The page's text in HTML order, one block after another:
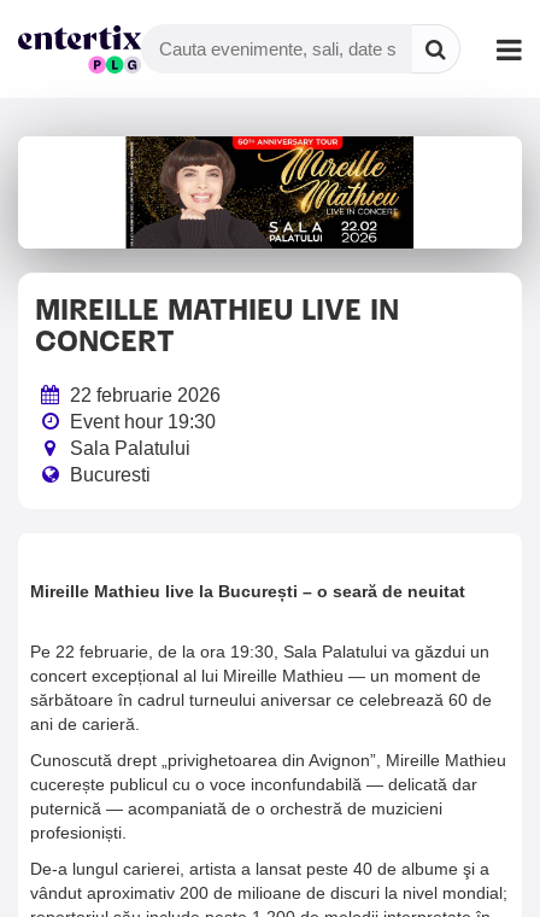
Mireille Mathieu live la București – o seară de neuitat
Pe 22 februarie, de la ora 19:30, Sala Palatului va găzdui un
concert excepțional al lui Mireille Mathieu — un moment de
sărbătoare în cadrul turneului aniversar ce celebrează 60 de
ani de carieră.
Cunoscută drept „privighetoarea din Avignon”, Mireille Mathieu
cucerește publicul cu o voce inconfundabilă — delicată dar
puternică — acompaniată de o orchestră de muzicieni
profesioniști.
De-a lungul carierei, artista a lansat peste 40 de albume şi a
vândut aproximativ 200 de milioane de discuri la nivel mondial;
MIREILLE MATHIEU LIVE IN
CONCERT
22 februarie 2026
Event hour 19:30
Sala Palatului
Bucuresti